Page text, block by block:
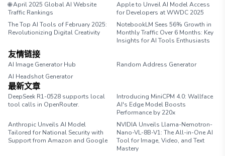
🌐 April 2025 Global AI Website
Traffic Rankings
Apple to Unveil AI Model Access
for Developers at WWDC 2025
The Top AI Tools of February 2025:
Revolutionizing Digital Creativity
NotebookLM Sees 56% Growth in
Monthly Traffic Over 6 Months: Key
Insights for AI Tools Enthusiasts
友情链接
AI Image Generator Hub
Random Address Generator
AI Headshot Generator
最新文章
DeepSeek R1-0528 supports local
tool calls in OpenRouter.
Introducing MiniCPM 4.0: Wallface
AI's Edge Model Boosts
Performance by 220x
Anthropic Unveils AI Model
Tailored for National Security with
Support from Amazon and Google
NVIDIA Unveils Llama-Nemotron-
Nano-VL-8B-V1: The All-in-One AI
Tool for Image, Video, and Text
Mastery